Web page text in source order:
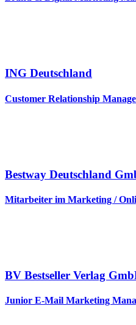
ING Deutschland
Customer Relationship
Bestway Deutschland
Mitarbeiter im Marketing /
BV Bestseller Verlag
Junior E-Mail Marketing